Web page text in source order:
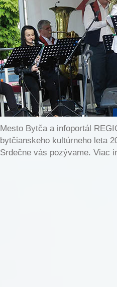
Mesto Bytča a infoportál
bytčianskeho kultúrneho leta
Srdečne vás pozývame. Viac